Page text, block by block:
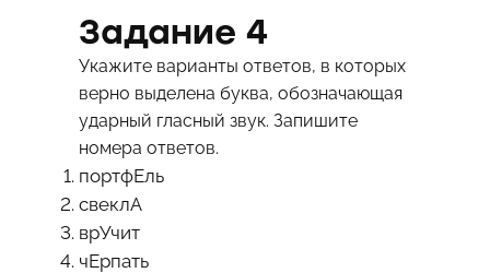
Задание 4
Укажите варианты ответов, в которых
верно выделена буква, обозначающая
ударный гласный звук. Запишите
номера ответов.
портфЕль
свеклА
врУчит
чЕрпать